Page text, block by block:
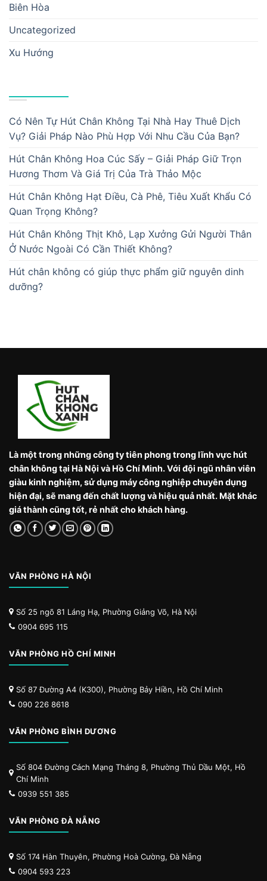
Biên Hòa
Uncategorized
Xu Hướng
Có Nên Tự Hút Chân Không Tại Nhà Hay Thuê Dịch
Vụ? Giải Pháp Nào Phù Hợp Với Nhu Cầu Của Bạn?
Hút Chân Không Hoa Cúc Sấy – Giải Pháp Giữ Trọn
Hương Thơm Và Giá Trị Của Trà Thảo Mộc
Hút Chân Không Hạt Điều, Cà Phê, Tiêu Xuất Khẩu Có
Quan Trọng Không?
Hút Chân Không Thịt Khô, Lạp Xưởng Gửi Người Thân
Ở Nước Ngoài Có Cần Thiết Không?
Hút chân không có giúp thực phẩm giữ nguyên dinh
dưỡng?
Là một trong những công ty tiên phong trong lĩnh vực hút
chân không tại Hà Nội và Hồ Chí Minh. Với đội ngũ nhân viên
giàu kinh nghiệm, sử dụng máy công nghiệp chuyên dụng
hiện đại, sẽ mang đến chất lượng và hiệu quả nhất. Mặt khác
giá thành cũng tốt, rẻ nhất cho khách hàng.
VĂN PHÒNG HÀ NỘI
Số 25 ngõ 81 Láng Hạ, Phường Giảng Võ, Hà Nội
0904 695 115
VĂN PHÒNG HỒ CHÍ MINH
Số 87 Đường A4 (K300), Phường Bảy Hiền, Hồ Chí Minh
090 226 8618
VĂN PHÒNG BÌNH DƯƠNG
Số 804 Đường Cách Mạng Tháng 8, Phường Thủ Dầu Một, Hồ
Chí Minh
0939 551 385
VĂN PHÒNG ĐÀ NẴNG
Số 174 Hàn Thuyên, Phường Hoà Cường, Đà Nẵng
0904 593 223